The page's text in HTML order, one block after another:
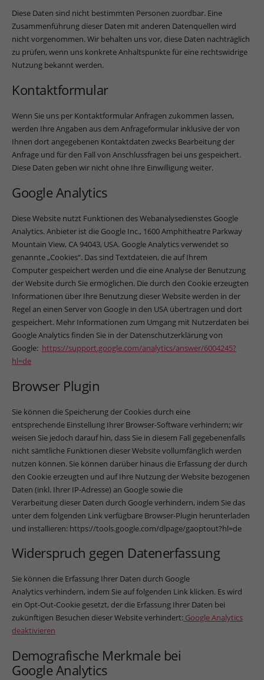
Diese Daten sind nicht bestimmten Personen zuordbar. Eine
Zusammenführung dieser Daten mit anderen Datenquellen wird
nicht vorgenommen. Wir behalten uns vor, diese Daten nachträglich
zu prüfen, wenn uns konkrete Anhaltspunkte für eine rechtswidrige
Nutzung bekannt werden.
Kontaktformular
Wenn Sie uns per Kontaktformular Anfragen zukommen lassen,
werden Ihre Angaben aus dem Anfrageformular inklusive der von
Ihnen dort angegebenen Kontaktdaten zwecks Bearbeitung der
Anfrage und für den Fall von Anschlussfragen bei uns gespeichert.
Diese Daten geben wir nicht ohne Ihre Einwilligung weiter.
Google Analytics
Diese Website nutzt Funktionen des Webanalysedienstes Google
Analytics. Anbieter ist die Google Inc., 1600 Amphitheatre Parkway
Mountain View, CA 94043, USA. Google Analytics verwendet so
genannte „Cookies“. Das sind Textdateien, die auf Ihrem
Computer gespeichert werden und die eine Analyse der Benutzung
der Website durch Sie ermöglichen. Die durch den Cookie erzeugten
Informationen über Ihre Benutzung dieser Website werden in der
Regel an einen Server von Google in den USA übertragen und dort
gespeichert. Mehr Informationen zum Umgang mit Nutzerdaten bei
Google Analytics finden Sie in der Datenschutzerklärung von
Google: https://support.google.com/analytics/answer/6004245?
hl=de
Browser Plugin
Sie können die Speicherung der Cookies durch eine
entsprechende Einstellung Ihrer Browser-Software verhindern; wir
weisen Sie jedoch darauf hin, dass Sie in diesem Fall gegebenenfalls
nicht sämtliche Funktionen dieser Website vollumfänglich werden
nutzen können. Sie können darüber hinaus die Erfassung der durch
den Cookie erzeugten und auf Ihre Nutzung der Website bezogenen
Daten (inkl. Ihrer IP-Adresse) an Google sowie die
Verarbeitung dieser Daten durch Google verhindern, indem Sie das
unter dem folgenden Link verfügbare Browser-Plugin herunterladen
und installieren: https://tools.google.com/dlpage/gaoptout?hl=de
Widerspruch gegen Datenerfassung
Sie können die Erfassung Ihrer Daten durch Google
Analytics verhindern, indem Sie auf folgenden Link klicken. Es wird
ein Opt-Out-Cookie gesetzt, der die Erfassung Ihrer Daten bei
zukünftigen Besuchen dieser Website verhindert: Google Analytics
deaktivieren
Demografische Merkmale bei
Google Analytics
Hier finden Sie eine Übersicht über alle verwendeten Cookies.
Sie können Ihre Einwilligung zu ganzen Kategorien geben
oder sich weitere Informationen anzeigen lassen und so nur
bestimmte Cookies auswählen.
Datenschutzeinstellungen
Essenziell (1)
Essenzielle Cookies ermöglichen grundlegende Funktionen und sind für
die einwandfreie Funktion der Website erforderlich.
Cookie-Informationen anzeigen
Externe Medien (7)
Inhalte von Videoplattformen und Social-Media-Plattformen werden
standardmäßig blockiert. Wenn Cookies von externen Medien akzeptiert
werden, bedarf der Zugriff auf diese Inhalte keiner manuellen
Einwilligung mehr.
Cookie-Informationen anzeigen
powered by Borlabs Cookie Datenschutzerklärung Impressum